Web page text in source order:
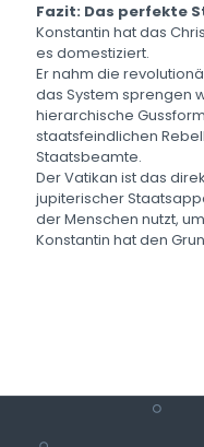
Fazit: Das perfekte
Konstantin hat das
es domestiziert.
Er nahm die
das System sprengen
hierarchische
staatsfeindlichen
Staatsbeamte.
Der Vatikan ist das
jupiterischer
der Menschen nutzt,
Konstantin hat den